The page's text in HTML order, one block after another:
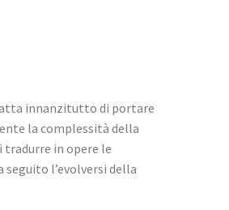
innanzitutto di portare
la complessità della
tradurre in opere le
l’evolversi della